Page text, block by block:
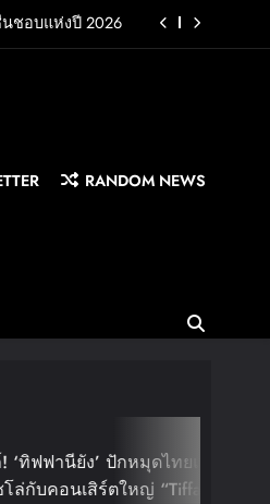
นชอบแห่งปี 2026
นิกซ์ฮอสพิทาลิตี้
เตรียมปล่อย
4 ก.ย. นี้
ชอบแห่งปี 2026
ใจแฟนคลับ ก่อน
RANDOM NEWS
แลนด์